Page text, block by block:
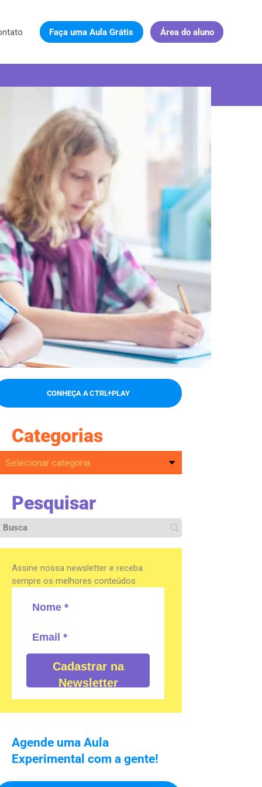
Faça uma Aula Grátis Área do aluno
CONHEÇA A CTRL+PLAY
Categorias
Pesquisar
Assine nossa newsletter e receba
sempre os melhores conteúdos
Cadastrar na
Newsletter
Agende uma Aula
Experimental com a gente!